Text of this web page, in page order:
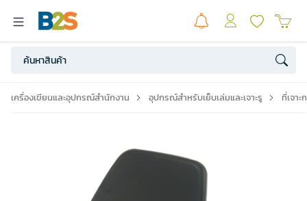
เครื่องเขียนและอุปกรณ์สำนักงาน อุปกรณ์สำหรับเย็บเล่มและเจาะรู ที่เจาะ